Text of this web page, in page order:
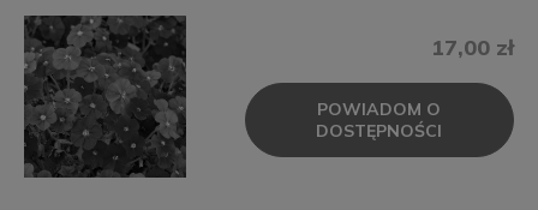
17,00 zł
POWIADOM O
DOSTĘPNOŚCI